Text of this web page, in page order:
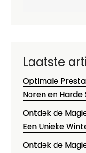
Laatste
Optimale
Noren en Harde
Ontdek de
Een Unieke
Ontdek de